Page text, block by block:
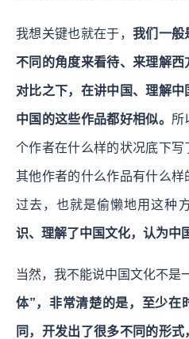
我想关键也就在于， 我们一般
不同的角度来看待、来理解西
对比之下，在讲中国、理解中
中国的这些作品都好相似。 所
个作者在什么样的状况底下
其他作者的什么作品有什么
过去，也就是偷懒地用这种方
识、理解了中国文化，认为中
当然，我不能说中国文化不是
体”，非常清楚的是，至少在
同，开发出了很多不同的形